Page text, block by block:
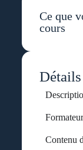
Ce que
cours
Détails
Formateur
Contenu